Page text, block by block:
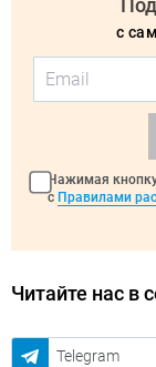
с
Нажимая
с Правилами
Читайте нас в
Telegram